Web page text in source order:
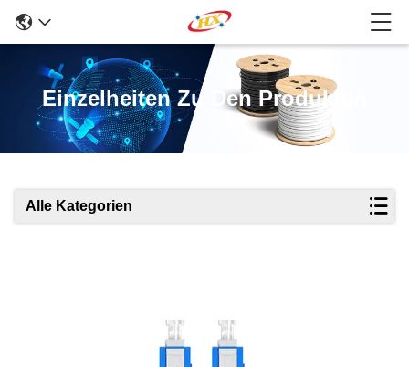
Einzelheiten Zu Den Produkten
Alle Kategorien